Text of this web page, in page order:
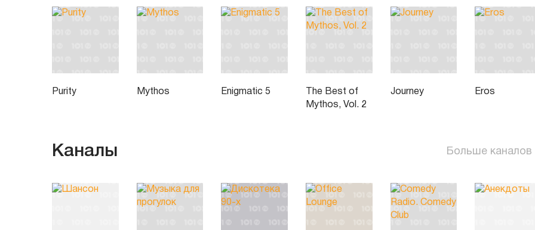
Purity Mythos Enigmatic 5
The Best of
Mythos, Vol. 2
Journey Eros
Каналы Больше каналов